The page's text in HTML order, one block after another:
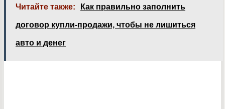
Читайте также: Как правильно заполнить
договор купли-продажи, чтобы не лишиться
авто и денег